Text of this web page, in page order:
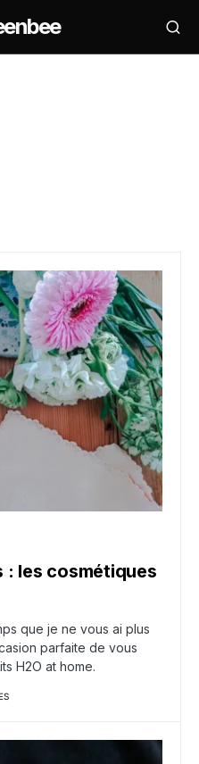
: les cosmétiques
que je ne vous ai plus
parfaite de vous
H2O at home.